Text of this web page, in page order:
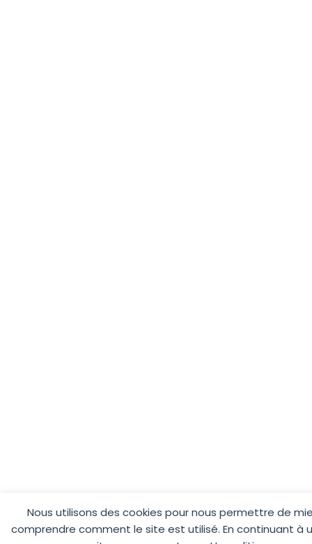
Nous utilisons des cookies pour nous permettre de
comprendre comment le site est utilisé. En continuant à